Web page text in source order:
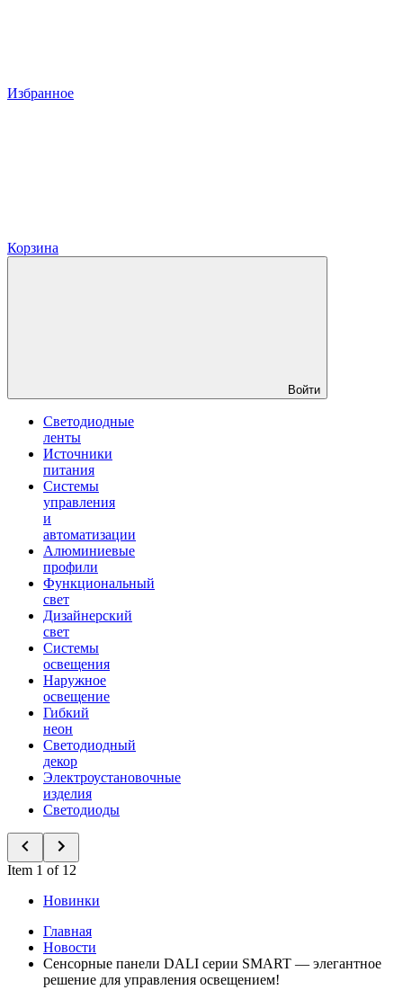
Избранное
Корзина
Войти
Светодиодные
ленты
Источники
питания
Системы
управления
и
автоматизации
Алюминиевые
профили
Функциональный
свет
Дизайнерский
свет
Системы
освещения
Наружное
освещение
Гибкий
неон
Светодиодный
декор
Электроустановочные
изделия
Светодиоды
Item 1 of 12
Новинки
Главная
Новости
Сенсорные панели DALI серии SMART — элегантное
решение для управления освещением!